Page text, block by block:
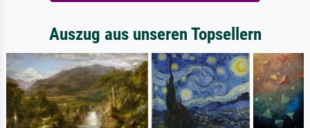
Auszug aus unseren Topsellern